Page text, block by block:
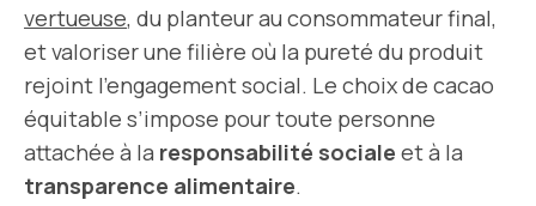
vertueuse, du planteur au consommateur final,
et valoriser une filière où la pureté du produit
rejoint l’engagement social. Le choix de cacao
équitable s’impose pour toute personne
attachée à la responsabilité sociale et à la
transparence alimentaire.